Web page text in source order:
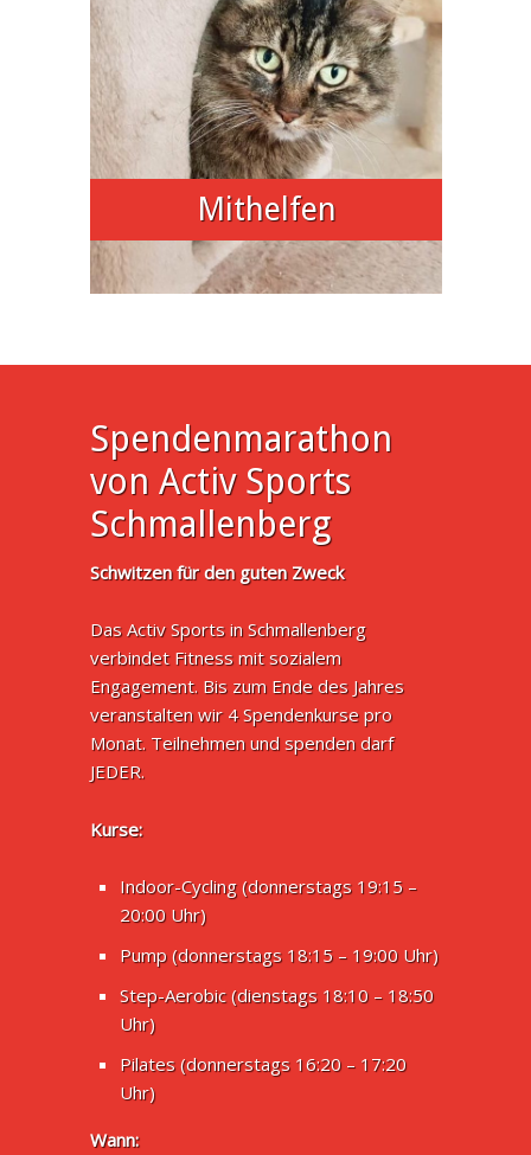
Mithelfen
Spendenmarathon
von Activ Sports
Schmallenberg
Schwitzen für den guten Zweck
Das Activ Sports in Schmallenberg
verbindet Fitness mit sozialem
Engagement. Bis zum Ende des Jahres
veranstalten wir 4 Spendenkurse pro
Monat. Teilnehmen und spenden darf
JEDER.
Kurse:
Indoor-Cycling (donnerstags 19:15 –
20:00 Uhr)
Pump (donnerstags 18:15 – 19:00 Uhr)
Step-Aerobic (dienstags 18:10 – 18:50
Uhr)
Pilates (donnerstags 16:20 – 17:20
Uhr)
Wann: